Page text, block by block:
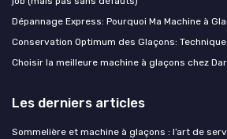
Dépannage Express: Pourquoi Ma Machine à
Conservation Optimum des Glaçons:
Choisir la meilleure machine à glaçons chez
Les derniers articles
Sommelière et machine à glaçons : l’art de